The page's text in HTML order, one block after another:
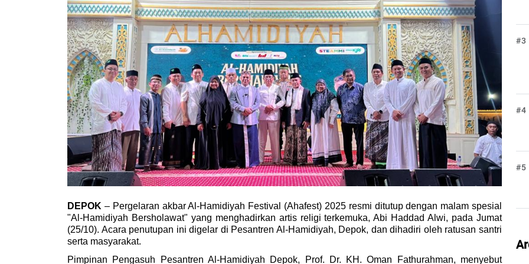
DEPOK – Pergelaran akbar Al-Hamidiyah Festival (Ahafest) 2025 resmi ditutup dengan malam spesial
"Al-Hamidiyah Bersholawat" yang menghadirkan artis religi terkemuka, Abi Haddad Alwi, pada Jumat
(25/10). Acara penutupan ini digelar di Pesantren Al-Hamidiyah, Depok, dan dihadiri oleh ratusan santri
serta masyarakat.
Pimpinan Pengasuh Pesantren Al-Hamidiyah Depok, Prof. Dr. KH. Oman Fathurahman, menyebut
#3
#4
#5